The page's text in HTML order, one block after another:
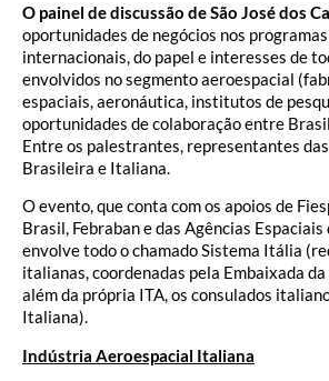
O painel de discussão de São José dos
oportunidades de negócios nos
internacionais, do papel e interesses de
envolvidos no segmento aeroespacial
espaciais, aeronáutica, institutos de
oportunidades de colaboração entre
Entre os palestrantes, representantes
Brasileira e Italiana.
O evento, que conta com os apoios de
Brasil, Febraban e das Agências
envolve todo o chamado Sistema Itália
italianas, coordenadas pela Embaixada
além da própria ITA, os consulados
Italiana).
Indústria Aeroespacial Italiana